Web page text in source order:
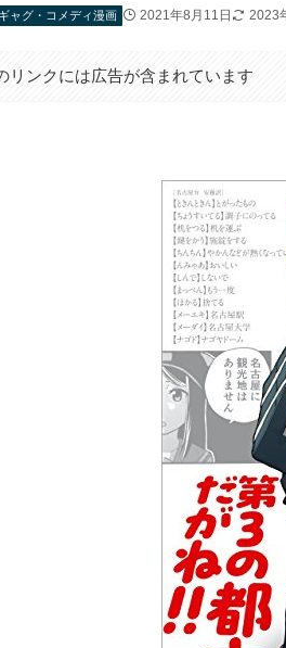
ギャグ・コメディ漫画 2021年8月11日 2023
リンクには広告が含まれています